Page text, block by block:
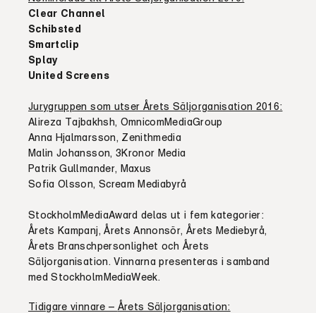
Clear Channel
Schibsted
Smartclip
Splay
United Screens
Jurygruppen som utser Årets Säljorganisation 2016:
Alireza Tajbakhsh, OmnicomMediaGroup
Anna Hjalmarsson, Zenithmedia
Malin Johansson, 3Kronor Media
Patrik Gullmander, Maxus
Sofia Olsson, Scream Mediabyrå
StockholmMediaAward delas ut i fem kategorier:
Årets Kampanj, Årets Annonsör, Årets Mediebyrå,
Årets Branschpersonlighet och Årets
Säljorganisation. Vinnarna presenteras i samband
med StockholmMediaWeek.
Tidigare vinnare – Årets Säljorganisation: